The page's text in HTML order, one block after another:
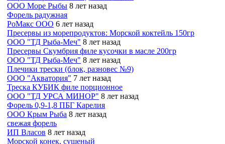
ООО Море Рыбы 8 лет назад
Форель радужная
РоМакс ООО 6 лет назад
Пресервы из морепродуктов: Морской коктейль 150гр
ООО "ТД Рыба-Меч" 8 лет назад
Пресервы Скумбрия филе кусочки в масле 200гр
ООО "ТД Рыба-Меч" 8 лет назад
Плечики трески (блок, разновес №9)
ООО "Акватория" 7 лет назад
Треска КУБИК филе порционное
ООО "ТД УРСА МИНОР" 8 лет назад
Форель 0,9-1,8 ПБГ Карелия
ООО Крым Рыба 8 лет назад
свежая форель
ИП Власов 8 лет назад
Морской конек, сушеный